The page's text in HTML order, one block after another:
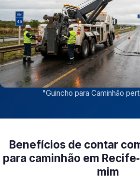
"Guincho para Caminhão
Benefícios de contar
para caminhão em
mim